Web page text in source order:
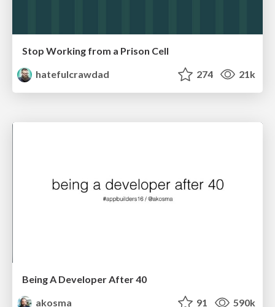
Stop Working from a Prison Cell
hatefulcrawdad
274 21k
Being A Developer After 40
akosma
91 590k